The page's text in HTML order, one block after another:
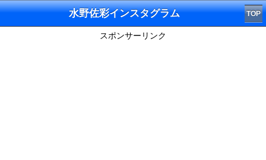
水野佐彩インスタグラム TOP
スポンサーリンク